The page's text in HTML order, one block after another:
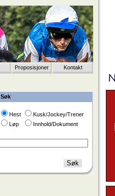
Proposisjoner Kontakt
Søk
Hest
Kusk/Jockey/Trener
Løp
Innhold/Dokument